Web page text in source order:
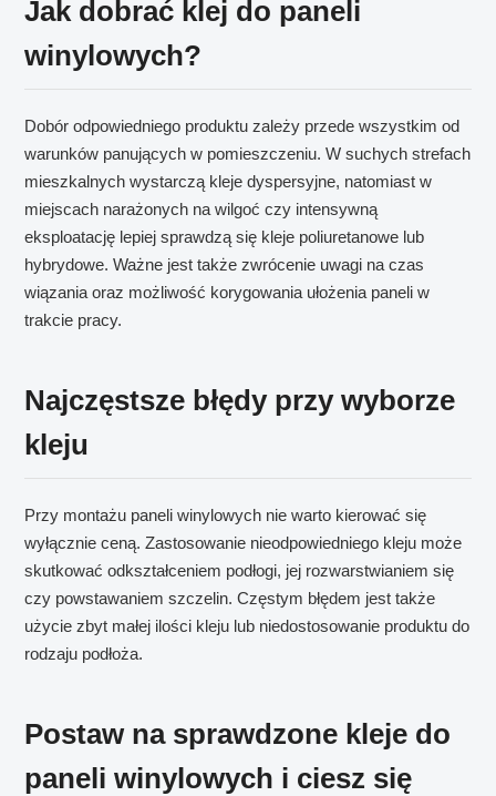
Jak dobrać klej do paneli
winylowych?
Dobór odpowiedniego produktu zależy przede wszystkim od
warunków panujących w pomieszczeniu. W suchych strefach
mieszkalnych wystarczą kleje dyspersyjne, natomiast w
miejscach narażonych na wilgoć czy intensywną
eksploatację lepiej sprawdzą się kleje poliuretanowe lub
hybrydowe. Ważne jest także zwrócenie uwagi na czas
wiązania oraz możliwość korygowania ułożenia paneli w
trakcie pracy.
Najczęstsze błędy przy wyborze
kleju
Przy montażu paneli winylowych nie warto kierować się
wyłącznie ceną. Zastosowanie nieodpowiedniego kleju może
skutkować odkształceniem podłogi, jej rozwarstwianiem się
czy powstawaniem szczelin. Częstym błędem jest także
użycie zbyt małej ilości kleju lub niedostosowanie produktu do
rodzaju podłoża.
Postaw na sprawdzone kleje do
paneli winylowych i ciesz się